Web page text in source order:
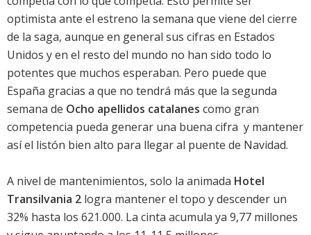
optimista ante el estreno la semana que viene del cierre
de la saga, aunque en general sus cifras en Estados
Unidos y en el resto del mundo no han sido todo lo
potentes que muchos esperaban. Pero puede que
España gracias a que no tendrá más que la segunda
semana de Ocho apellidos catalanes como gran
competencia pueda generar una buena cifra  y mantener
así el listón bien alto para llegar al puente de Navidad.
A nivel de mantenimientos, solo la animada Hotel
Transilvania 2 logra mantener el topo y descender un
32% hasta los 621.000. La cinta acumula ya 9,77 millones